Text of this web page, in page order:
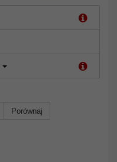
Porównaj